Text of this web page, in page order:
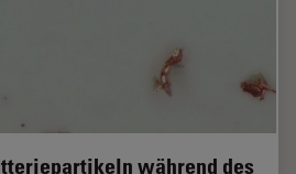
während des